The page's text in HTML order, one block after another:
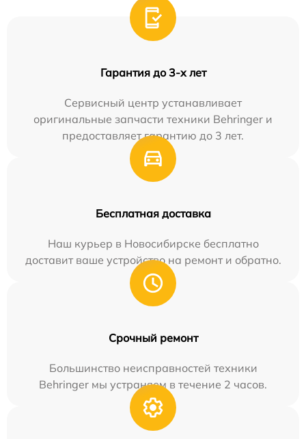
Гарантия до 3-х лет
Сервисный центр устанавливает
оригинальные запчасти техники Behringer и
предоставляет гарантию до 3 лет.
Бесплатная доставка
Наш курьер в Новосибирске бесплатно
доставит ваше устройство на ремонт и обратно.
Срочный ремонт
Большинство неисправностей техники
Behringer мы устраняем в течение 2 часов.